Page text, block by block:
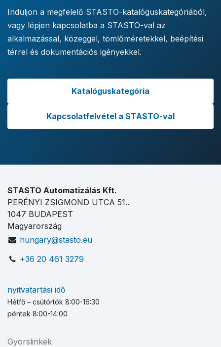
Induljon a megfelelő STASTO-katalóguskategóriából,
vagy lépjen kapcsolatba a STASTO-val az
alkalmazással, közeggel, tömlőméretekkel, beépítési
térrel és dokumentációs igényekkel.
Katalóguskategória
Kapcsolatfelvétel a STASTO-val
STASTO Automatizálás Kft.
PERÉNYI ZSIGMOND UTCA 51..
1047 BUDAPEST
Magyarország
hungary@stasto.eu
+36 20 461 3279
nyitvatartási idő
Hétfő – csütörtök 8:00-16:30
péntek 8:00-14:00
Gyorslinkek